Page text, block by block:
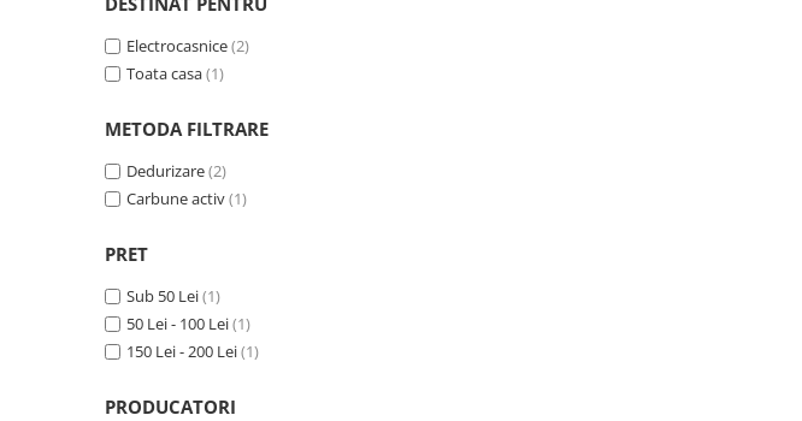
Sisteme fara pompa de presiune
Sisteme cu pompa de presiune
Sisteme cu flux direct
Deferizare cu Pyrolox
Electrocasnice(2)
Toata casa(1)
METODA FILTRARE
Dedurizare(2)
Carbune activ(1)
PRET
Sub 50 Lei(1)
50 Lei - 100 Lei(1)
150 Lei - 200 Lei(1)
PRODUCATORI